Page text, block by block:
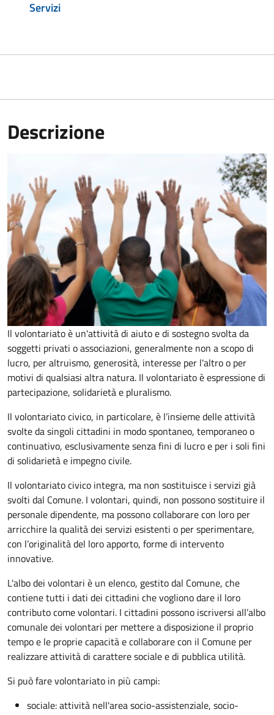
Servizi
Descrizione
Il volontariato è un'attività di aiuto e di sostegno svolta da
soggetti privati o associazioni, generalmente non a scopo di
lucro, per altruismo, generosità, interesse per l'altro o per
motivi di qualsiasi altra natura. Il volontariato è espressione di
partecipazione, solidarietà e pluralismo.
Il volontariato civico, in particolare, è l’insieme delle attività
svolte da singoli cittadini in modo spontaneo, temporaneo o
continuativo, esclusivamente senza fini di lucro e per i soli fini
di solidarietà e impegno civile.
Il volontariato civico integra, ma non sostituisce i servizi già
svolti dal Comune. I volontari, quindi, non possono sostituire il
personale dipendente, ma possono collaborare con loro per
arricchire la qualità dei servizi esistenti o per sperimentare,
con l’originalità del loro apporto, forme di intervento
innovative.
L'albo dei volontari è un elenco, gestito dal Comune, che
contiene tutti i dati dei cittadini che vogliono dare il loro
contributo come volontari. I cittadini possono iscriversi all’albo
comunale dei volontari per mettere a disposizione il proprio
tempo e le proprie capacità e collaborare con il Comune per
realizzare attività di carattere sociale e di pubblica utilità.
Si può fare volontariato in più campi:
sociale: attività nell'area socio-assistenziale, socio-